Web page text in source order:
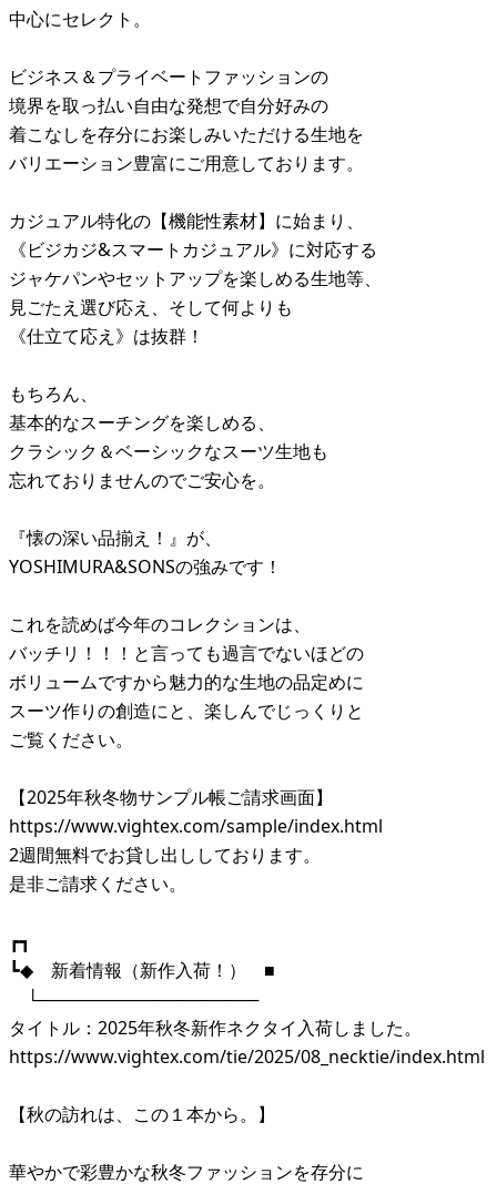
中心にセレクト。
ビジネス＆プライベートファッションの
境界を取っ払い自由な発想で自分好みの
着こなしを存分にお楽しみいただける生地を
バリエーション豊富にご用意しております。
カジュアル特化の【機能性素材】に始まり、
《ビジカジ&スマートカジュアル》に対応する
ジャケパンやセットアップを楽しめる生地等、
見ごたえ選び応え、そして何よりも
《仕立て応え》は抜群！
もちろん、
基本的なスーチングを楽しめる、
クラシック＆ベーシックなスーツ生地も
忘れておりませんのでご安心を。
『懐の深い品揃え！』が、
YOSHIMURA&SONSの強みです！
これを読めば今年のコレクションは、
バッチリ！！！と言っても過言でないほどの
ボリュームですから魅力的な生地の品定めに
スーツ作りの創造にと、楽しんでじっくりと
ご覧ください。
【2025年秋冬物サンプル帳ご請求画面】
https://www.vightex.com/sample/index.html
2週間無料でお貸し出ししております。
是非ご請求ください。
┏┓
┗◆ 新着情報（新作入荷！） ■
└──────────────────
タイトル：2025年秋冬新作ネクタイ入荷しました。
https://www.vightex.com/tie/2025/08_necktie/index.html
【秋の訪れは、この１本から。】
華やかで彩豊かな秋冬ファッションを存分に